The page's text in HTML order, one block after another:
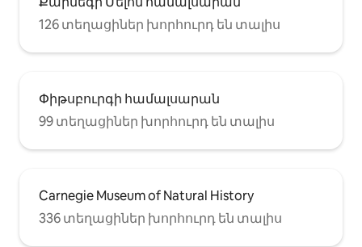
126 տեղացիներ խորհուրդ են տալիս
Փիթսբուրգի համալսարան
99 տեղացիներ խորհուրդ են տալիս
Carnegie Museum of Natural History
336 տեղացիներ խորհուրդ են տալիս